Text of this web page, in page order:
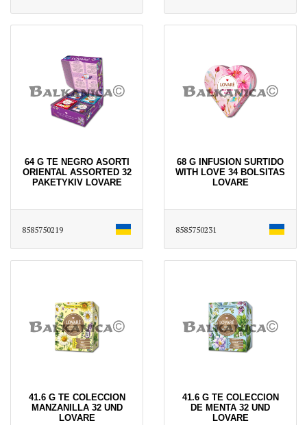
64 G TE NEGRO ASORTI
ORIENTAL ASSORTED 32
PAKETYKIV LOVARE
8585750219
68 G INFUSION SURTIDO
WITH LOVE 34 BOLSITAS
LOVARE
8585750231
41.6 G TЕ COLECCION
MANZANILLA 32 UND
LOVARЕ
41.6 G TE COLECCIОN
DE MENTA 32 UND
LOVARE